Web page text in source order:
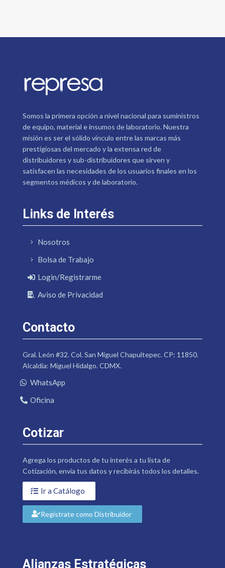
Somos la primera opción a nivel nacional para suministros
de equipo, material e insumos de laboratorio. Nuestra
misión es ser el sólido vínculo entre las marcas más
prestigiosas del mercado y la extensa red de
distribuidores y sub-distribuidores que sirven y
satisfacen las necesidades de los usuarios finales en los
segmentos médicos y de laboratorio.
Links de Interés
Nosotros
Bolsa de Trabajo
Login/Registrarme
Aviso de Privacidad
Contacto
Gral. León #32. Col. San Miguel Chapultepec. CP: 11850.
Alcaldía: Miguel Hidalgo. CDMX.
WhatsApp
Oficina
Cotizar
Agrega los productos de tu interés a tu lista de
Cotización, envía tus datos y recibirás todos los detalles.
Ir a Catálogo
Regístrate como Distribuidor
Alianzas Estratégicas